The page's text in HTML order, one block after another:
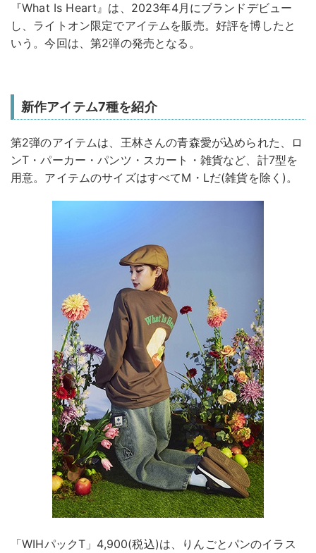
『What Is Heart』は、2023年4月にブランドデビュー
し、ライトオン限定でアイテムを販売。好評を博したと
いう。今回は、第2弾の発売となる。
新作アイテム7種を紹介
第2弾のアイテムは、王林さんの青森愛が込められた、ロ
ンT・パーカー・パンツ・スカート・雑貨など、計7型を
用意。アイテムのサイズはすべてM・Lだ(雑貨を除く)。
「WIHパックT」4,900(税込)は、りんごとパンのイラス